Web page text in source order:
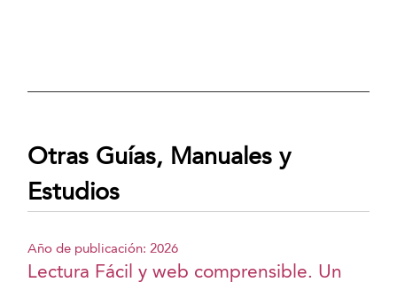
Otras Guías, Manuales y
Estudios
Año de publicación: 2026
Lectura Fácil y web comprensible. Un